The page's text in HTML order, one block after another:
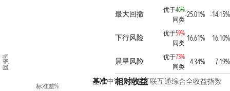
标准差%
回报%
最大回撤 优于46%
同类
-25.01% -14.15%
下行风险 优于59%
同类
16.61% 16.10%
晨星风险 优于73%
同类
4.34% 7.19%
相对收益
基准中证沪港深互联互通综合全收益指数